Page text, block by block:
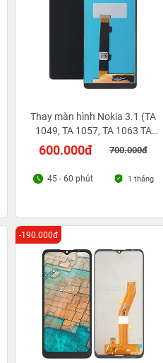
Thay màn hình Nokia 3.1 (TA
1049, TA 1057, TA 1063 TA
1070, TA 1074)
600.000đ 700.000đ
45 - 60 phút 1 tháng
-190.000đ